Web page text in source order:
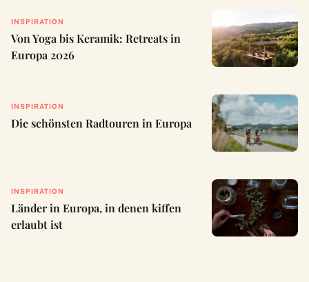
INSPIRATION
Von Yoga bis Keramik: Retreats in
Europa 2026
INSPIRATION
Die schönsten Radtouren in Europa
INSPIRATION
Länder in Europa, in denen kiffen
erlaubt ist